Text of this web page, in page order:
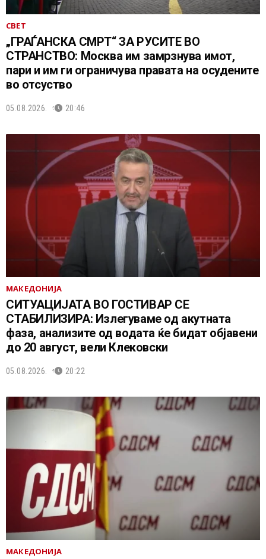
СВЕТ
„ГРАЃАНСКА СМРТ“ ЗА РУСИТЕ ВО
СТРАНСТВО: Москва им замрзнува имот,
пари и им ги ограничува правата на осудените
во отсуство
05.08.2026. 20:46
МАКЕДОНИЈА
СИТУАЦИЈАТА ВО ГОСТИВАР СЕ
СТАБИЛИЗИРА: Излегуваме од акутната
фаза, анализите од водата ќе бидат објавени
до 20 август, вели Клековски
05.08.2026. 20:22
МАКЕДОНИЈА